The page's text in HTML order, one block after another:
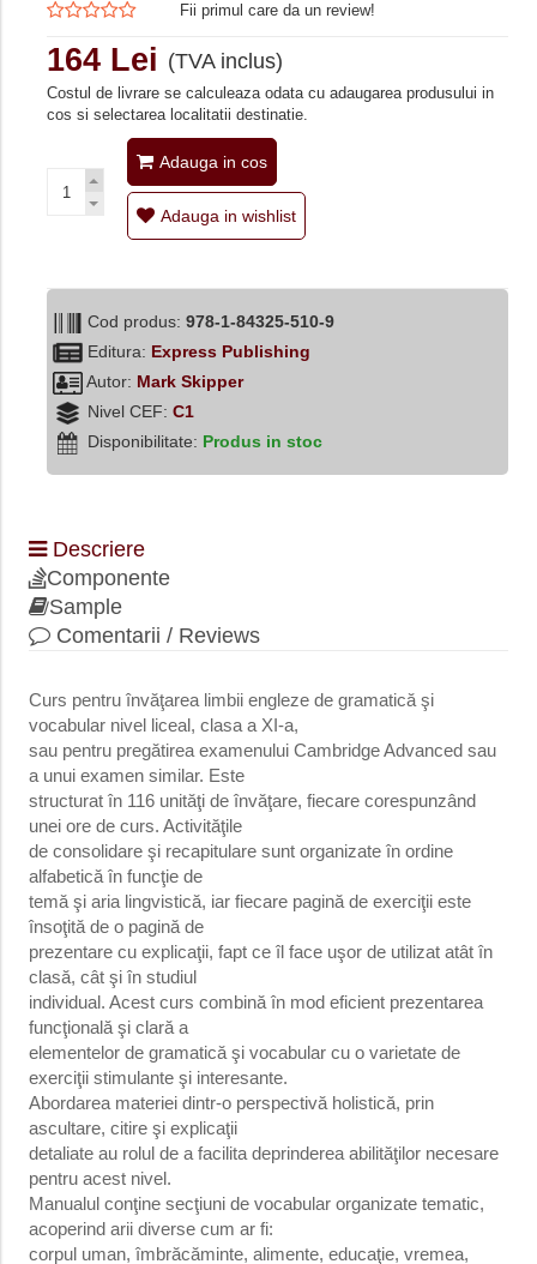
Fii primul care da un review!
164 Lei (TVA inclus)
Costul de livrare se calculeaza odata cu adaugarea produsului in
cos si selectarea localitatii destinatie.
Adauga in cos
Adauga in wishlist
Cod produs: 978-1-84325-510-9
Editura: Express Publishing
Autor: Mark Skipper
Nivel CEF: C1
Disponibilitate: Produs in stoc
Descriere
Componente
Sample
Comentarii / Reviews
Curs pentru învăţarea limbii engleze de gramatică şi
vocabular nivel liceal, clasa a XI-a,
sau pentru pregătirea examenului Cambridge Advanced sau
a unui examen similar. Este
structurat în 116 unităţi de învăţare, fiecare corespunzând
unei ore de curs. Activităţile
de consolidare şi recapitulare sunt organizate în ordine
alfabetică în funcţie de
temă şi aria lingvistică, iar fiecare pagină de exerciţii este
însoţită de o pagină de
prezentare cu explicaţii, fapt ce îl face uşor de utilizat atât în
clasă, cât şi în studiul
individual. Acest curs combină în mod eficient prezentarea
funcţională şi clară a
elementelor de gramatică şi vocabular cu o varietate de
exerciţii stimulante şi interesante.
Abordarea materiei dintr-o perspectivă holistică, prin
ascultare, citire şi explicaţii
detaliate au rolul de a facilita deprinderea abilităţilor necesare
pentru acest nivel.
Manualul conţine secţiuni de vocabular organizate tematic,
acoperind arii diverse cum ar fi:
corpul uman, îmbrăcăminte, alimente, educaţie, vremea,